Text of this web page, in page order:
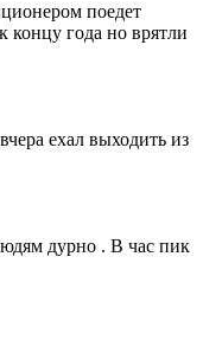
поедет
концу года но врятли
ехал выходить из
дурно . В час пик